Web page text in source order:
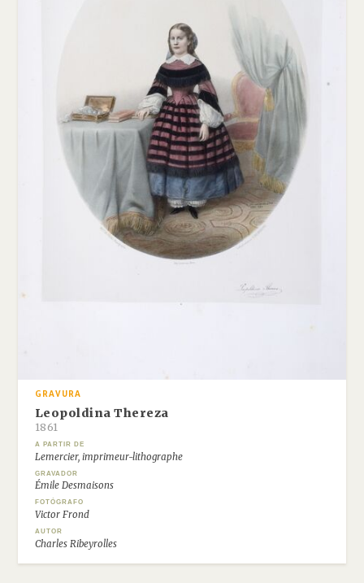
GRAVURA
Leopoldina Thereza
1861
A PARTIR DE
Lemercier, imprimeur-lithographe
GRAVADOR
Émile Desmaisons
FOTÓGRAFO
Victor Frond
AUTOR
Charles Ribeyrolles